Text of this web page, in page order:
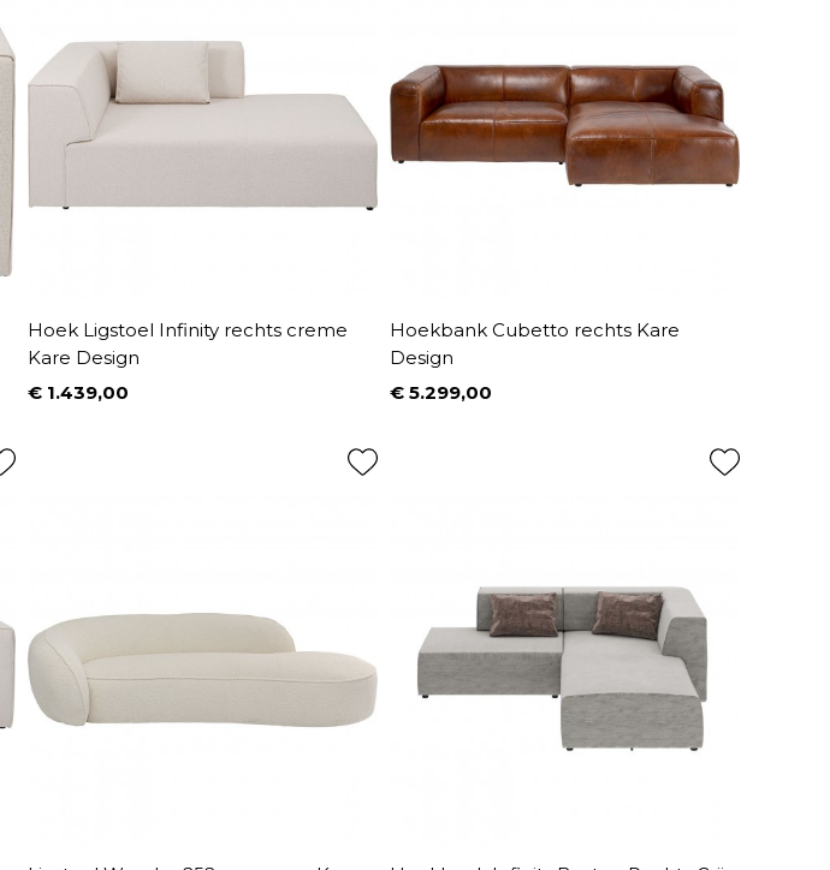
Hoek Ligstoel Infinity rechts creme
Kare Design
Prijs
€ 1.439,00
Hoekbank Cubetto rechts Kare
Design
Prijs
€ 5.299,00